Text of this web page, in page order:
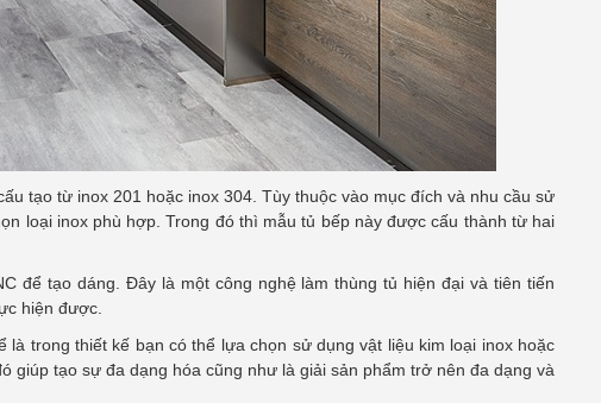
tạo từ inox 201 hoặc inox 304. Tùy thuộc vào mục đích và nhu cầu sử
loại inox phù hợp. Trong đó thì mẫu tủ bếp này được cấu thành từ hai
để tạo dáng. Đây là một công nghệ làm thùng tủ hiện đại và tiên tiến
hiện được.
trong thiết kế bạn có thể lựa chọn sử dụng vật liệu kim loại inox hoặc
giúp tạo sự đa dạng hóa cũng như là giải sản phẩm trở nên đa dạng và